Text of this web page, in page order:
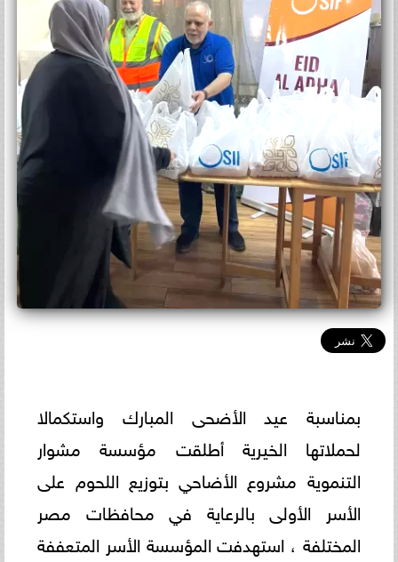
بمناسبة عيد الأضحى المبارك واستكمالا
لحملاتها الخيرية أطلقت مؤسسة مشوار
التنموية مشروع الأضاحي بتوزيع اللحوم على
الأسر الأولى بالرعاية في محافظات مصر
المختلفة ، استهدفت المؤسسة الأسر المتعففة